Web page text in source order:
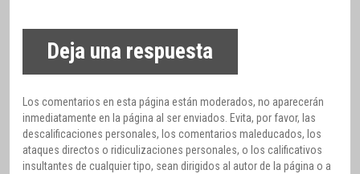
Deja una respuesta
Los comentarios en esta página están moderados, no aparecerán
inmediatamente en la página al ser enviados. Evita, por favor, las
descalificaciones personales, los comentarios maleducados, los
ataques directos o ridiculizaciones personales, o los calificativos
insultantes de cualquier tipo, sean dirigidos al autor de la página o a